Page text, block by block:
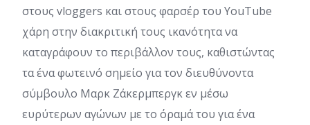
στους vloggers και στους φαρσέρ του YouTube
χάρη στην διακριτική τους ικανότητα να
καταγράφουν το περιβάλλον τους, καθιστώντας
τα ένα φωτεινό σημείο για τον διευθύνοντα
σύμβουλο Μαρκ Ζάκερμπεργκ εν μέσω
ευρύτερων αγώνων με το όραμά του για ένα